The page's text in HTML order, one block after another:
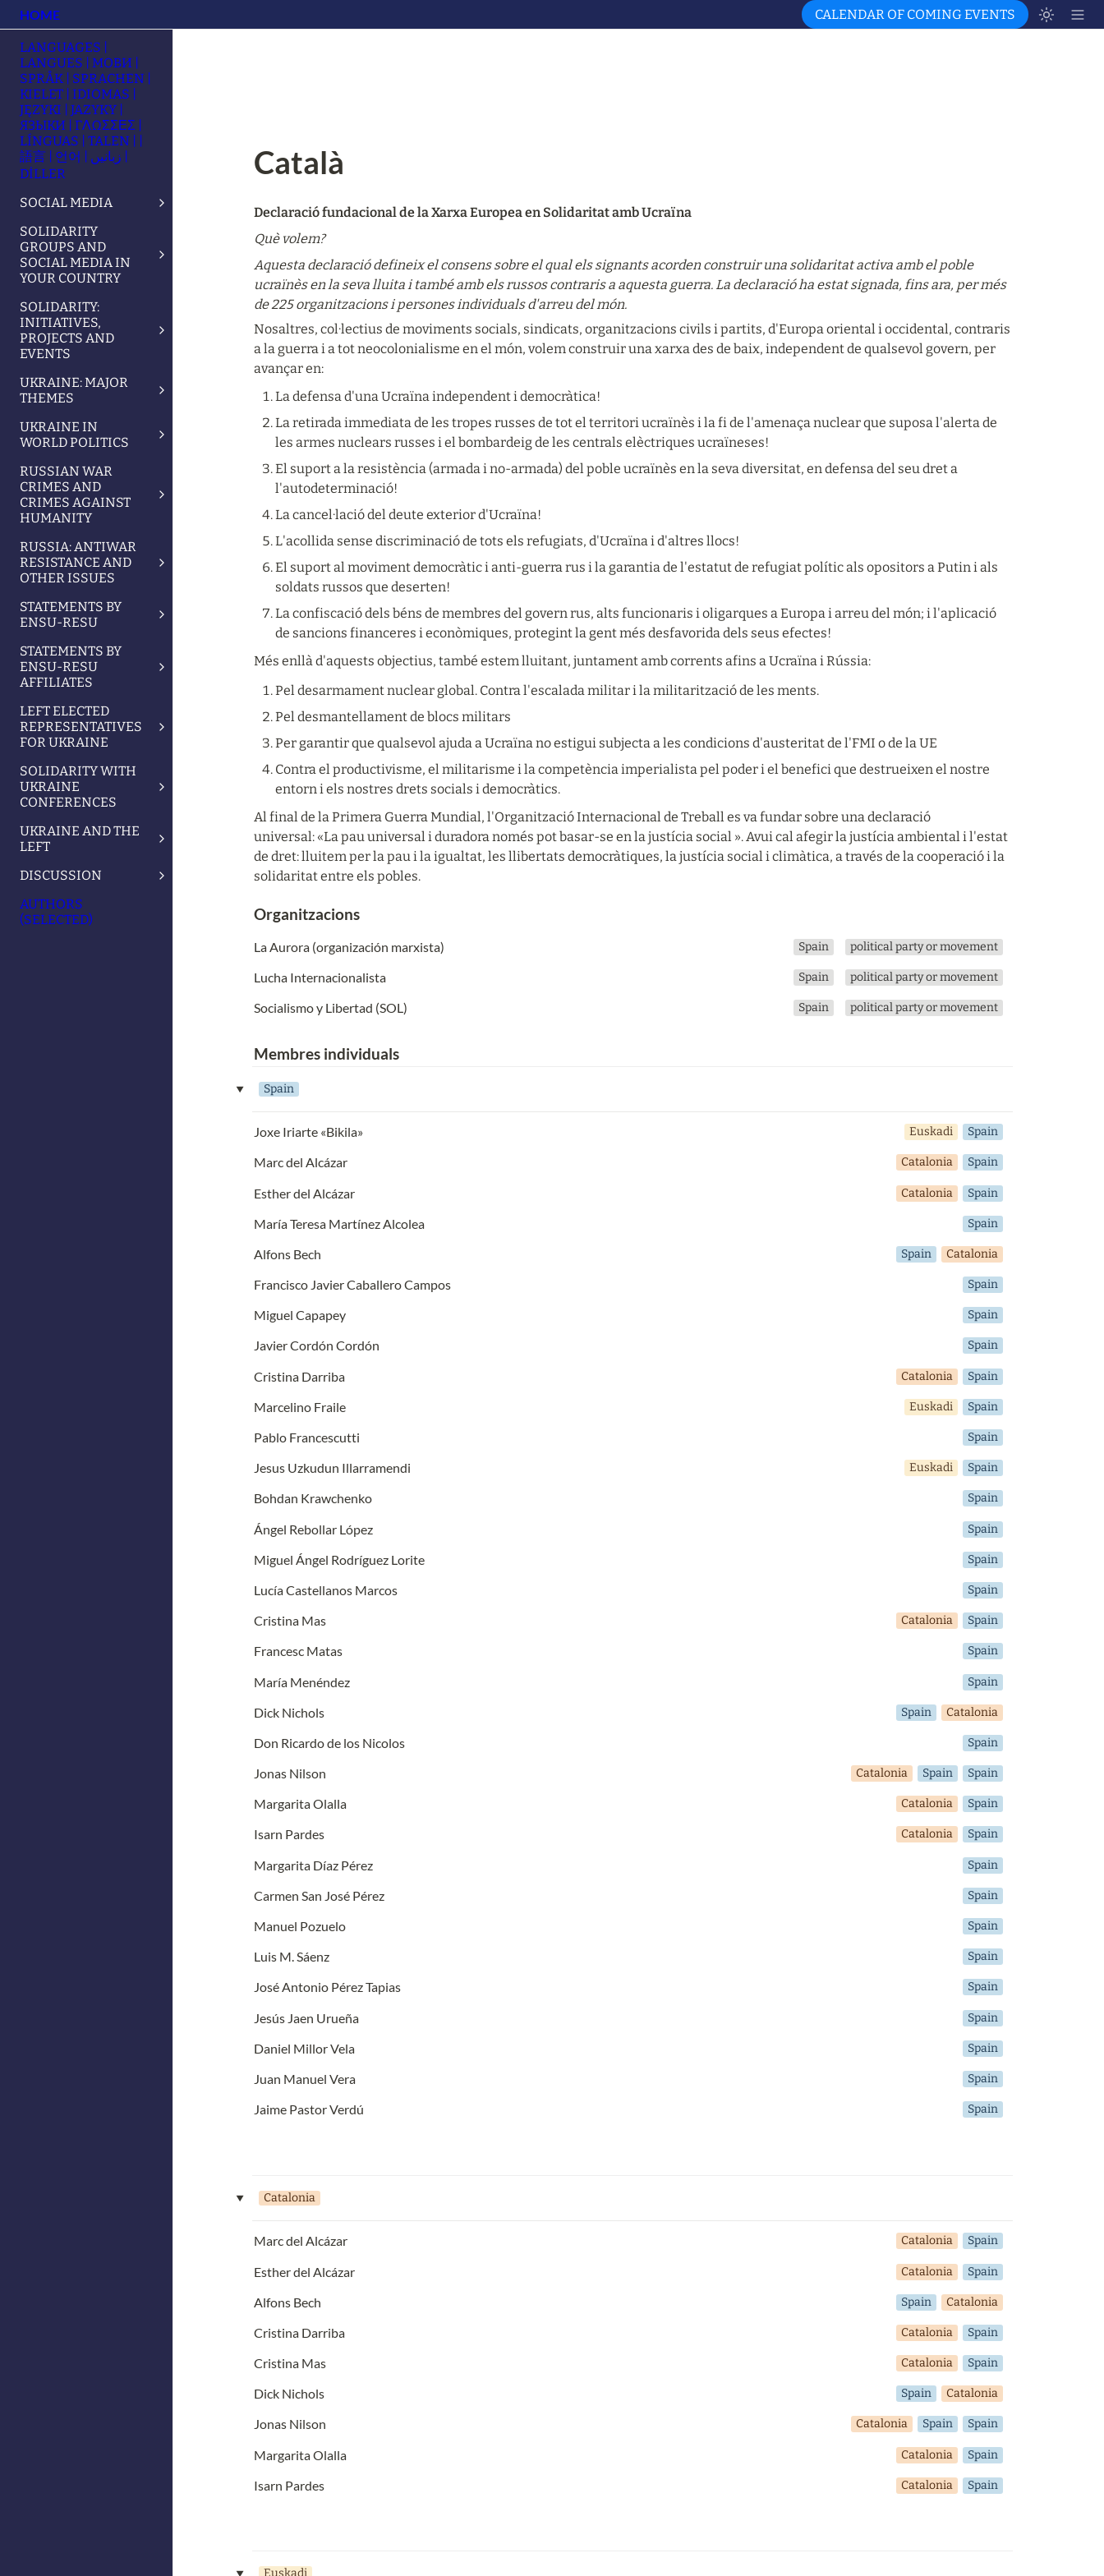
HOME CALENDAR OF COMING EVENTS
LANGUAGES |
LANGUES | МОВИ |
SPRÅK | SPRACHEN |
KIELET | IDIOMAS |
JĘZYKI | JAZYKY |
ЯЗЫКИ | ΓΛΩΣΣΕΣ |
LÍNGUAS | TALEN | |
語言 | 언어 | زبانیں |
DİLLER
SOCIAL MEDIA
SOLIDARITY
GROUPS AND
SOCIAL MEDIA IN
YOUR COUNTRY
SOLIDARITY:
INITIATIVES,
PROJECTS AND
EVENTS
UKRAINE: MAJOR
THEMES
UKRAINE IN
WORLD POLITICS
RUSSIAN WAR
CRIMES AND
CRIMES AGAINST
HUMANITY
RUSSIA: ANTIWAR
RESISTANCE AND
OTHER ISSUES
STATEMENTS BY
ENSU-RESU
STATEMENTS BY
ENSU-RESU
AFFILIATES
LEFT ELECTED
REPRESENTATIVES
FOR UKRAINE
SOLIDARITY WITH
UKRAINE
CONFERENCES
UKRAINE AND THE
LEFT
DISCUSSION
AUTHORS
(SELECTED)
Català
Declaració fundacional de la Xarxa Europea en Solidaritat amb Ucraïna
Què volem?
Aquesta declaració defineix el consens sobre el qual els signants acorden construir una solidaritat activa amb el poble
ucraïnès en la seva lluita i també amb els russos contraris a aquesta guerra. La declaració ha estat signada, fins ara, per més
de 225 organitzacions i persones individuals d'arreu del món.
Nosaltres, col·lectius de moviments socials, sindicats, organitzacions civils i partits, d'Europa oriental i occidental, contraris
a la guerra i a tot neocolonialisme en el món, volem construir una xarxa des de baix, independent de qualsevol govern, per
avançar en:
La defensa d'una Ucraïna independent i democràtica!
La retirada immediata de les tropes russes de tot el territori ucraïnès i la fi de l'amenaça nuclear que suposa l'alerta de
les armes nuclears russes i el bombardeig de les centrals elèctriques ucraïneses!
El suport a la resistència (armada i no-armada) del poble ucraïnès en la seva diversitat, en defensa del seu dret a
l'autodeterminació!
La cancel·lació del deute exterior d'Ucraïna!
L'acollida sense discriminació de tots els refugiats, d'Ucraïna i d'altres llocs!
El suport al moviment democràtic i anti-guerra rus i la garantia de l'estatut de refugiat polític als opositors a Putin i als
soldats russos que deserten!
La confiscació dels béns de membres del govern rus, alts funcionaris i oligarques a Europa i arreu del món; i l'aplicació
de sancions financeres i econòmiques, protegint la gent més desfavorida dels seus efectes!
Més enllà d'aquests objectius, també estem lluitant, juntament amb corrents afins a Ucraïna i Rússia:
Pel desarmament nuclear global. Contra l'escalada militar i la militarització de les ments.
Pel desmantellament de blocs militars
Per garantir que qualsevol ajuda a Ucraïna no estigui subjecta a les condicions d'austeritat de l'FMI o de la UE
Contra el productivisme, el militarisme i la competència imperialista pel poder i el benefici que destrueixen el nostre
entorn i els nostres drets socials i democràtics.
Al final de la Primera Guerra Mundial, l'Organització Internacional de Treball es va fundar sobre una declaració
universal: «La pau universal i duradora només pot basar-se en la justícia social ». Avui cal afegir la justícia ambiental i l'estat
de dret: lluitem per la pau i la igualtat, les llibertats democràtiques, la justícia social i climàtica, a través de la cooperació i la
solidaritat entre els pobles.
Organitzacions
La Aurora (organización marxista) Spain political party or movement
Lucha Internacionalista Spain political party or movement
Socialismo y Libertad (SOL) Spain political party or movement
Membres individuals
‣ Spain
Joxe Iriarte «Bikila» Euskadi Spain
Marc del Alcázar Catalonia Spain
Esther del Alcázar Catalonia Spain
María Teresa Martínez Alcolea Spain
Alfons Bech Spain Catalonia
Francisco Javier Caballero Campos Spain
Miguel Capapey Spain
Javier Cordón Cordón Spain
Cristina Darriba Catalonia Spain
Marcelino Fraile Euskadi Spain
Pablo Francescutti Spain
Jesus Uzkudun Illarramendi Euskadi Spain
Bohdan Krawchenko Spain
Ángel Rebollar López Spain
Miguel Ángel Rodríguez Lorite Spain
Lucía Castellanos Marcos Spain
Cristina Mas Catalonia Spain
Francesc Matas Spain
María Menéndez Spain
Dick Nichols Spain Catalonia
Don Ricardo de los Nicolos Spain
Jonas Nilson Catalonia Spain Spain
Margarita Olalla Catalonia Spain
Isarn Pardes Catalonia Spain
Margarita Díaz Pérez Spain
Carmen San José Pérez Spain
Manuel Pozuelo Spain
Luis M. Sáenz Spain
José Antonio Pérez Tapias Spain
Jesús Jaen Urueña Spain
Daniel Millor Vela Spain
Juan Manuel Vera Spain
Jaime Pastor Verdú Spain
‣ Catalonia
Marc del Alcázar Catalonia Spain
Esther del Alcázar Catalonia Spain
Alfons Bech Spain Catalonia
Cristina Darriba Catalonia Spain
Cristina Mas Catalonia Spain
Dick Nichols Spain Catalonia
Jonas Nilson Catalonia Spain Spain
Margarita Olalla Catalonia Spain
Isarn Pardes Catalonia Spain